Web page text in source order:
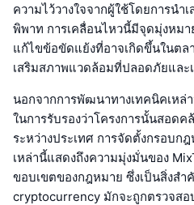
ความไว้วางใจจากผู้ใช้โดยการนำ
พิพาท การเคลื่อนไหวนี้มีจุดมุ่งหมา
แก้ไขข้อขัดแย้งที่อาจเกิดขึ้นในตล
เสริมสภาพแวดล้อมที่ปลอดภัยแล
นอกจากการพัฒนาทางเทคนิคเหล่
ในการรับรองว่าโครงการนั้นสอดค
ระหว่างประเทศ การจัดตั้งกรอบ
เหล่านี้แสดงถึงความมุ่งมั่นของ
ขอบเขตของกฎหมาย ซึ่งเป็นสิ่งสำ
cryptocurrency มักจะถูกตรวจสอ